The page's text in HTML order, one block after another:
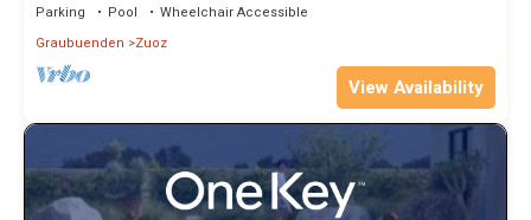
Parking Pool
Wheelchair Accessible
Graubuenden
Zuoz
View Availability